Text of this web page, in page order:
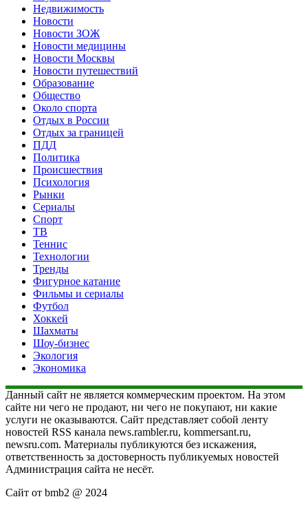
Недвижимость
Новости
Новости ЗОЖ
Новости медицины
Новости Москвы
Новости путешествий
Образование
Общество
Около спорта
Отдых в России
Отдых за границей
ПДД
Политика
Происшествия
Психология
Рынки
Сериалы
Спорт
ТВ
Теннис
Технологии
Тренды
Фигурное катание
Фильмы и сериалы
Футбол
Хоккей
Шахматы
Шоу-бизнес
Экология
Экономика
Данный сайт не является коммерческим проектом. На этом
сайте ни чего не продают, ни чего не покупают, ни какие
услуги не оказываются. Сайт представляет собой ленту
новостей RSS канала news.rambler.ru, kommersant.ru,
newsru.com. Материалы публикуются без искажения,
ответственность за достоверность публикуемых новостей
Администрация сайта не несёт.
Сайт от bmb2 @ 2024